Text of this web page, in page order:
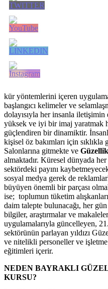
kür yöntemlerini içeren
başlangıcı kelimeler ve
dolayısıyla her insanla iletişimin
yüksek ve iyi bir imaj yaratmak
güçlendiren bir dinamiktir.
kişisel öz bakımları için
Salonlarına gitmekte ve
almaktadır. Küresel dünyada
sektördeki payını
sosyal medya gerek de
büyüyen önemli bir parçası
ise; toplumun tüketim
daim talepte bulunacağı, her
bilgiler, araştırmalar ve
uygulamalarıyla güncelleyen,
sektörünün parlayan yıldızı
ve nitelikli personeller ve
eğitimleri içerir.
NEDEN BAYRAKLI
KURSU?